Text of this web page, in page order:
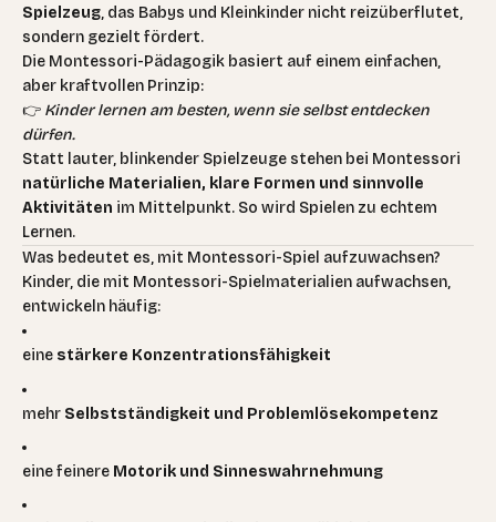
Spielzeug, das Babys und Kleinkinder nicht reizüberflutet,
sondern gezielt fördert.
Die Montessori-Pädagogik basiert auf einem einfachen,
aber kraftvollen Prinzip:
👉 Kinder lernen am besten, wenn sie selbst entdecken
dürfen.
Statt lauter, blinkender Spielzeuge stehen bei Montessori
natürliche Materialien, klare Formen und sinnvolle
Aktivitäten im Mittelpunkt. So wird Spielen zu echtem
Lernen.
Was bedeutet es, mit Montessori-Spiel aufzuwachsen?
Kinder, die mit Montessori-Spielmaterialien aufwachsen,
entwickeln häufig:
eine stärkere Konzentrationsfähigkeit
mehr Selbstständigkeit und Problemlösekompetenz
eine feinere Motorik und Sinneswahrnehmung